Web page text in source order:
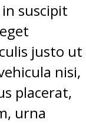
suscipit
justo ut
nisi,
placerat,
urna